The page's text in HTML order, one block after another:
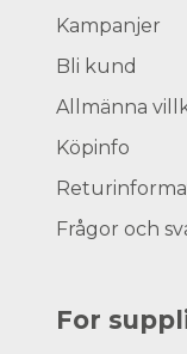
Kampanjer
Bli kund
Allmänna
Köpinfo
Frågor och
For